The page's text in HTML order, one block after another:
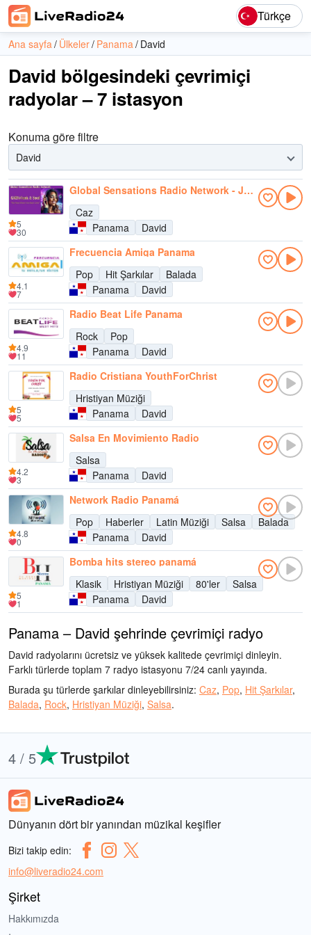
Türkçe
Ana sayfa Ülkeler Panama David
David bölgesindeki çevrimiçi
radyolar – 7 istasyon
Konuma göre filtre
David
Global Sensations Radio Network - Jazz
Caz
Panama
David
5
30
Frecuencia Amiga Panama
Pop
Hit Şarkılar
Balada
Panama
David
4.1
7
Radio Beat Life Panama
Rock
Pop
Panama
David
4.9
11
Radio Cristiana YouthForChrist
Hristiyan Müziği
Panama
David
5
5
Salsa En Movimiento Radio
Salsa
Panama
David
4.2
3
Network Radio Panamá
Pop
Haberler Latin Müziği Salsa
Balada
Panama
David
4.8
0
Bomba hits stereo panamá
Klasik
Hristiyan Müziği 80'ler
Salsa
Panama
David
5
1
Panama – David şehrinde çevrimiçi radyo
David radyolarını ücretsiz ve yüksek kalitede çevrimiçi dinleyin.
Farklı türlerde toplam 7 radyo istasyonu 7/24 canlı yayında.
Burada şu türlerde şarkılar dinleyebilirsiniz: Caz, Pop, Hit Şarkılar,
Balada, Rock, Hristiyan Müziği, Salsa.
4 / 5
Dünyanın dört bir yanından müzikal keşifler
Bizi takip edin:
info@liveradio24.com
Şirket
Hakkımızda